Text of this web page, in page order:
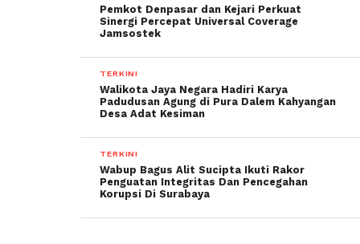
Pemkot Denpasar dan Kejari Perkuat
Sinergi Percepat Universal Coverage
Jamsostek
TERKINI
Walikota Jaya Negara Hadiri Karya
Padudusan Agung di Pura Dalem Kahyangan
Desa Adat Kesiman
TERKINI
Wabup Bagus Alit Sucipta Ikuti Rakor
Penguatan Integritas Dan Pencegahan
Korupsi Di Surabaya